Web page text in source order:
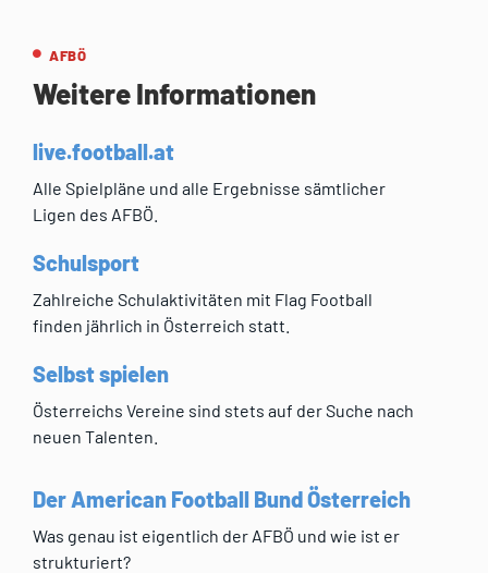
AFBÖ
Weitere Informationen
live.football.at
Alle Spielpläne und alle Ergebnisse sämtlicher
Ligen des AFBÖ.
Schulsport
Zahlreiche Schulaktivitäten mit Flag Football
finden jährlich in Österreich statt.
Selbst spielen
Österreichs Vereine sind stets auf der Suche nach
neuen Talenten.
Der American Football Bund Österreich
Was genau ist eigentlich der AFBÖ und wie ist er
strukturiert?